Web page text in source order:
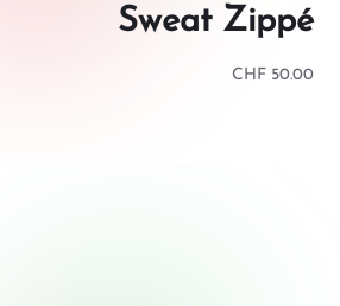
Sweat Zippé
CHF50.00